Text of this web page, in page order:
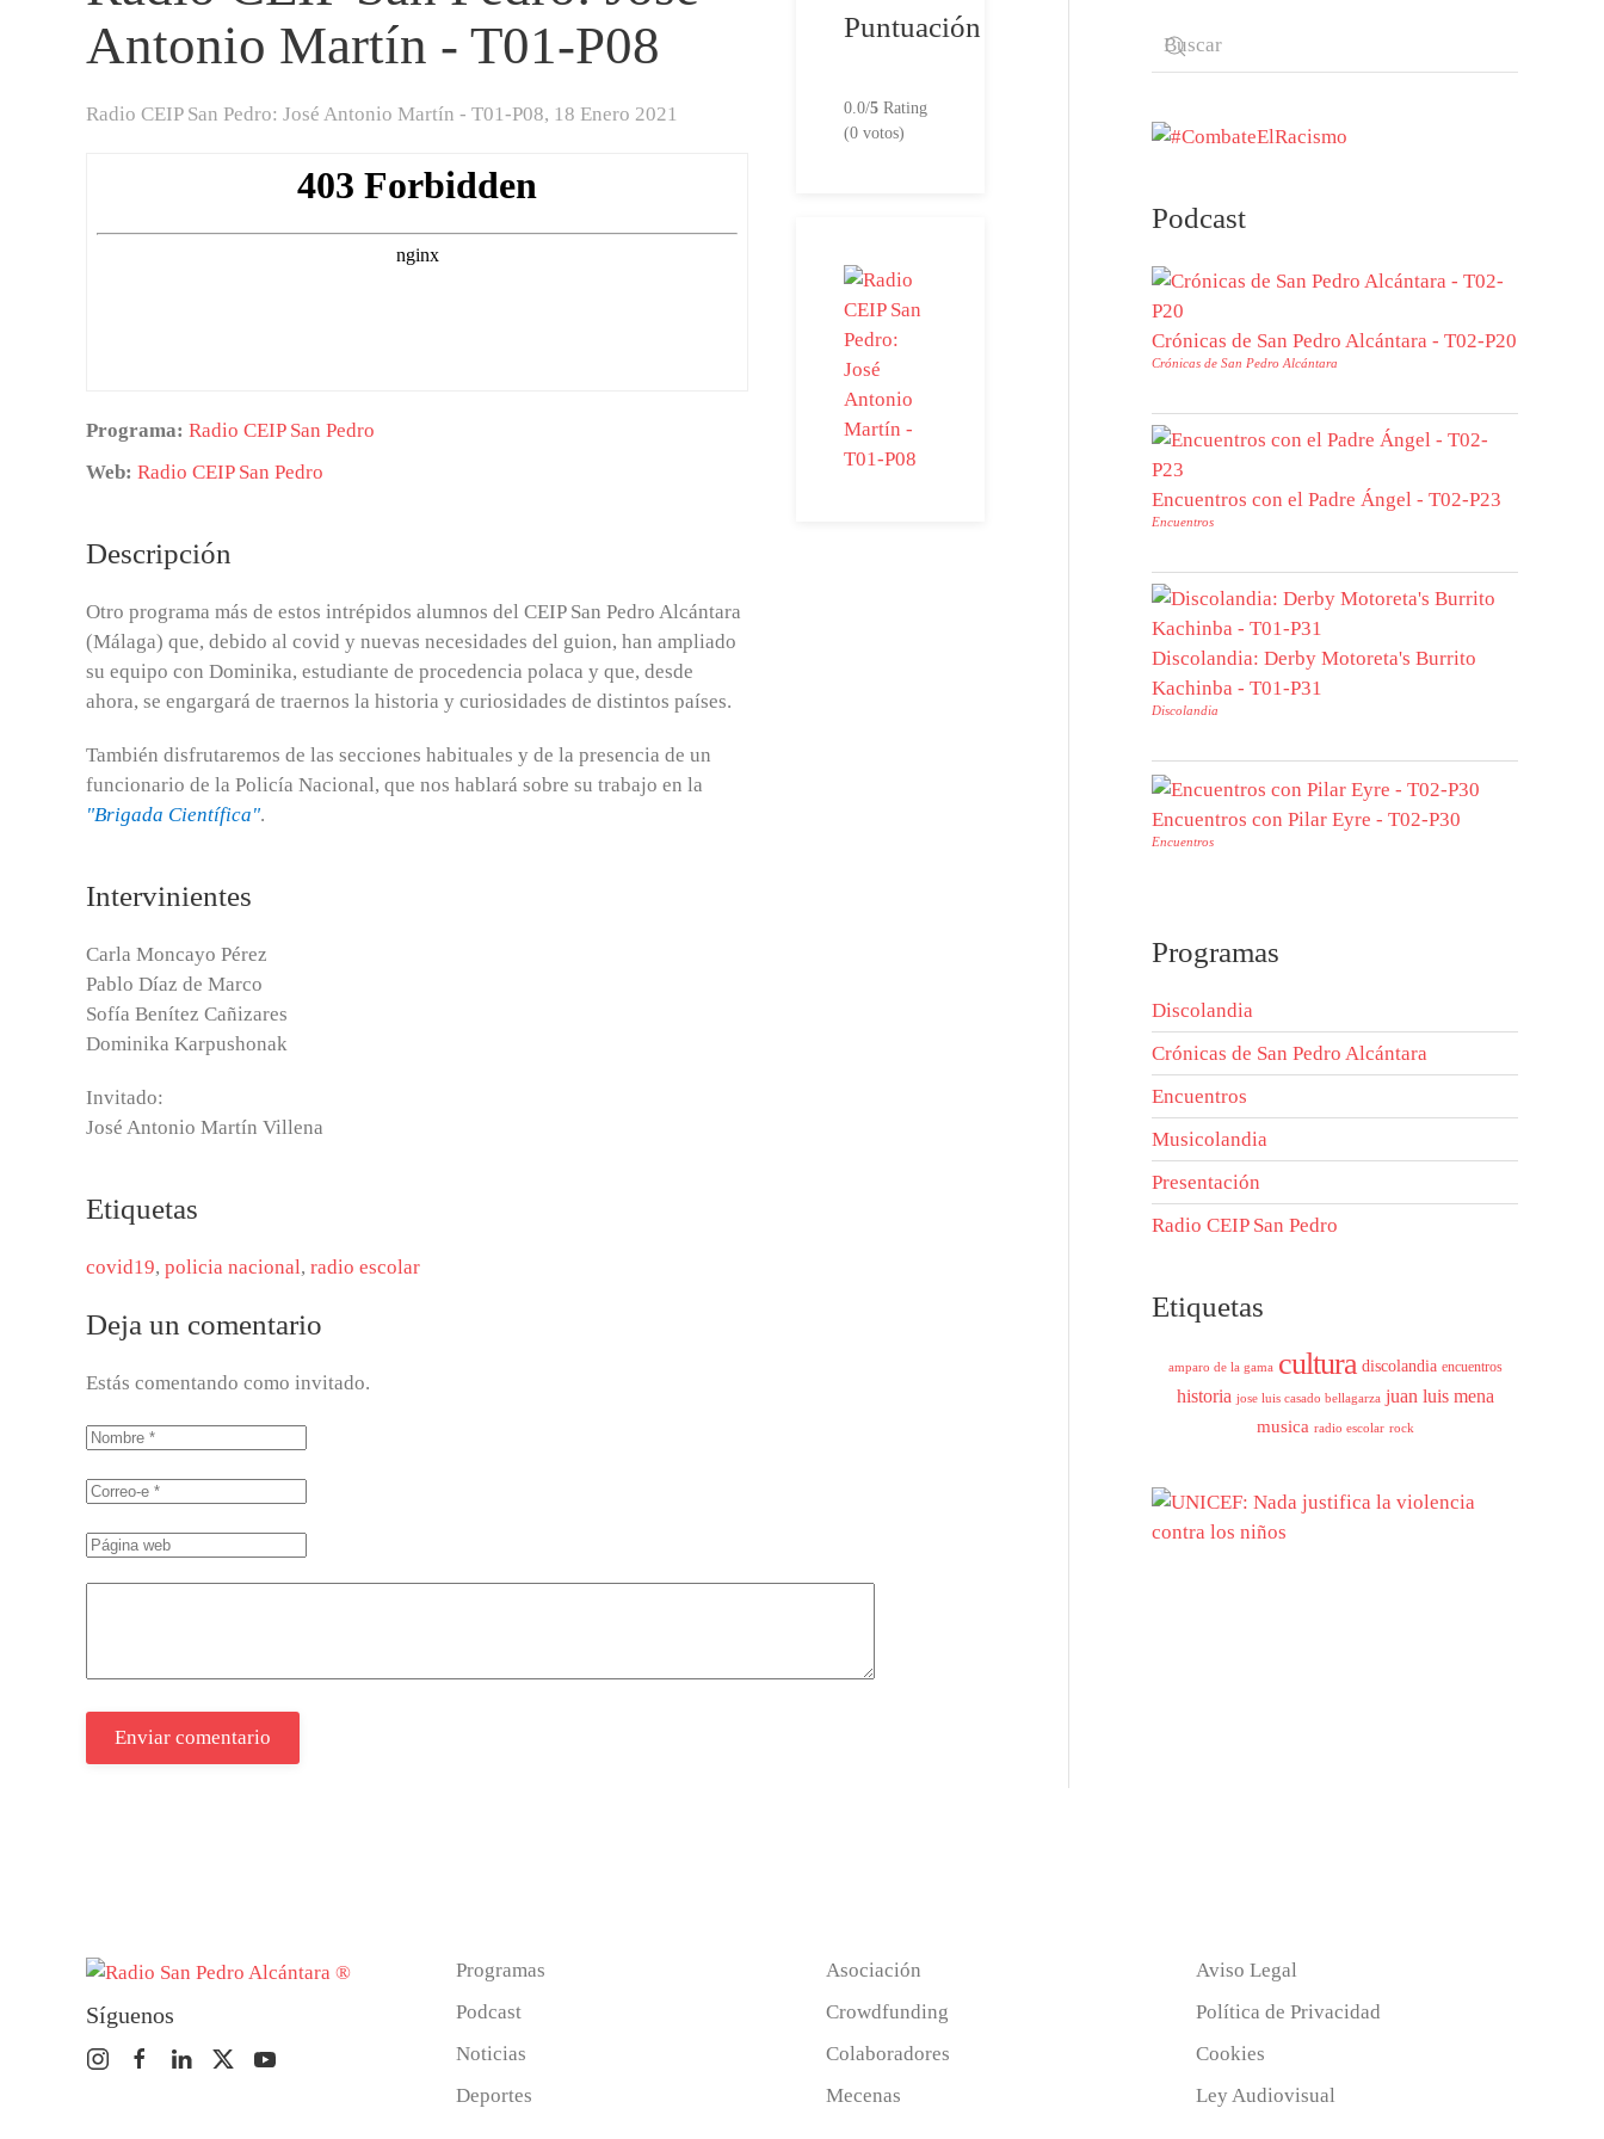
Antonio Martín - T01-P08
Radio CEIP San Pedro: José Antonio Martín - T01-P08, 18 Enero 2021
Programa: Radio CEIP San Pedro
Web: Radio CEIP San Pedro
Descripción
Otro programa más de estos intrépidos alumnos del CEIP San Pedro Alcántara
(Málaga) que, debido al covid y nuevas necesidades del guion, han ampliado
su equipo con Dominika, estudiante de procedencia polaca y que, desde
ahora, se engargará de traernos la historia y curiosidades de distintos países.
También disfrutaremos de las secciones habituales y de la presencia de un
funcionario de la Policía Nacional, que nos hablará sobre su trabajo en la
"Brigada Científica".
Intervinientes
Carla Moncayo Pérez
Pablo Díaz de Marco
Sofía Benítez Cañizares
Dominika Karpushonak
Invitado:
José Antonio Martín Villena
Puntuación
0.0/5 Rating
(0 votos)
Etiquetas
covid19, policia nacional, radio escolar
Deja un comentario
Estás comentando como invitado.
Enviar comentario
Podcast
Crónicas de San Pedro Alcántara - T02-P20
Crónicas de San Pedro Alcántara
Encuentros con el Padre Ángel - T02-P23
Encuentros
Discolandia: Derby Motoreta's Burrito
Kachinba - T01-P31
Discolandia
Encuentros con Pilar Eyre - T02-P30
Encuentros
Programas
Discolandia
Crónicas de San Pedro Alcántara
Encuentros
Musicolandia
Presentación
Radio CEIP San Pedro
Etiquetas
amparo de la gama cultura discolandia encuentros
historia jose luis casado bellagarza juan luis mena
musica radio escolar rock
Síguenos
Programas
Podcast
Noticias
Deportes
Asociación
Crowdfunding
Colaboradores
Mecenas
Aviso Legal
Política de Privacidad
Cookies
Ley Audiovisual